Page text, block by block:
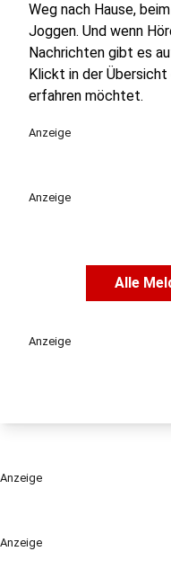
Anzeige
Weg nach Hause,
Joggen. Und wenn
Nachrichten gibt es
Klickt in der
erfahren möchtet.
Anzeige
Anzeige
Alle
Anzeige
Anzeige